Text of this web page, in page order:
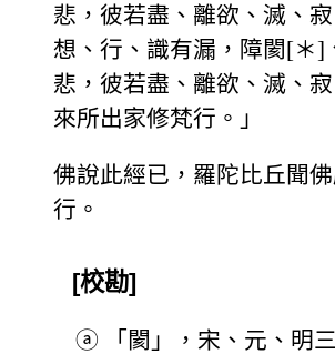
悲，彼若盡、離欲、滅、寂
想、行、識有漏，障閡[＊]
悲，彼若盡、離欲、滅、
來所出家修梵行。」
佛說此經已，羅陀比丘聞
行。
[校勘]
ⓐ
「閡」，宋、元、明